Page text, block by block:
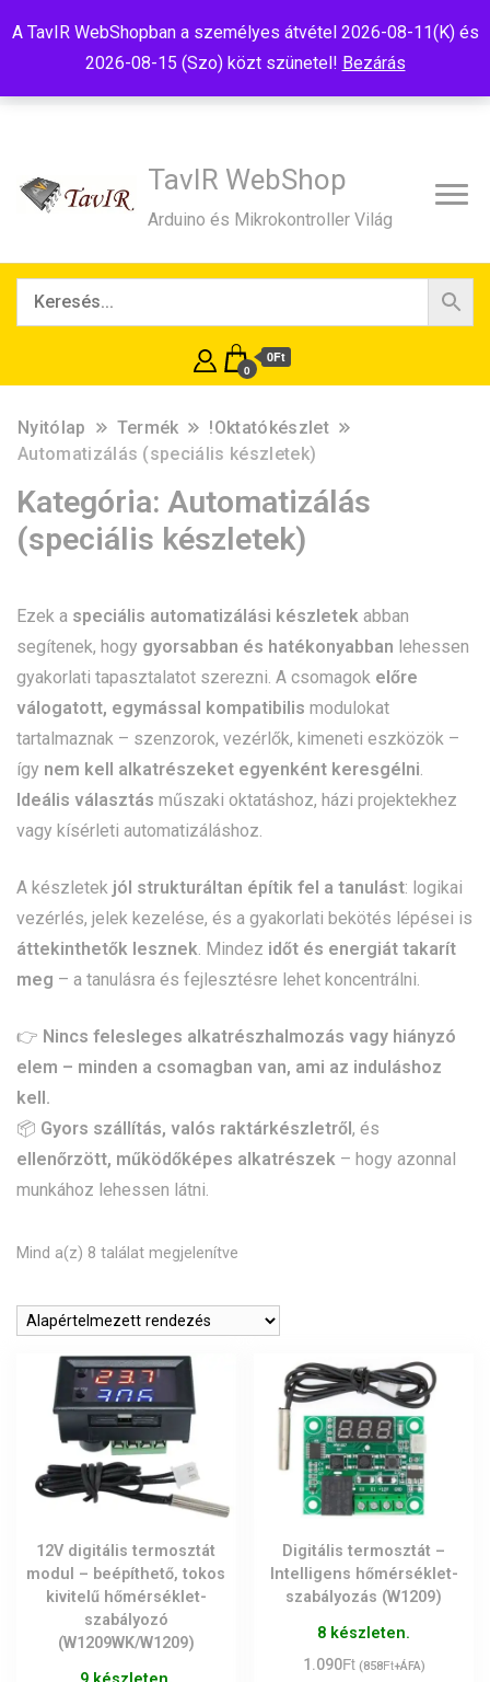
A TavIR WebShopban a személyes átvétel 2026-08-11(K) és
2026-08-15 (Szo) közt szünetel! Bezárás
TavIR WebShop
Arduino és Mikrokontroller Világ
0
0Ft
Nyitólap Termék
!Oktatókészlet
Automatizálás (speciális készletek)
Kategória: Automatizálás
(speciális készletek)
Ezek a speciális automatizálási készletek abban
segítenek, hogy gyorsabban és hatékonyabban lehessen
gyakorlati tapasztalatot szerezni. A csomagok előre
válogatott, egymással kompatibilis modulokat
tartalmaznak – szenzorok, vezérlők, kimeneti eszközök –
így nem kell alkatrészeket egyenként keresgélni
Ideális választás műszaki oktatáshoz, házi projektekhez
vagy kísérleti automatizáláshoz.
A készletek jól strukturáltan építik fel a tanulást: logikai
vezérlés, jelek kezelése, és a gyakorlati bekötés lépései is
áttekinthetők lesznek . Mindez időt és energiát takarít
meg – a tanulásra és fejlesztésre lehet koncentrálni.
👉 Nincs felesleges alkatrészhalmozás vagy hiányzó
elem – minden a csomagban van, ami az induláshoz
kell.
📦 Gyors szállítás, valós raktárkészletről, és
ellenőrzött, működőképes alkatrészek – hogy azonnal
munkához lehessen látni.
Mind a(z) 8 találat megjelenítve
12V digitális termosztát
modul – beépíthető, tokos
kivitelű hőmérséklet-
szabályozó
(W1209WK/W1209)
Digitális termosztát –
Intelligens hőmérséklet-
szabályozás (W1209)
8 készleten.
1.090Ft (858Ft+ÁFA)